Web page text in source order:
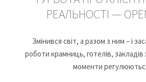
РЕАЛЬНОСТІ —
Змінився світ, а разом з ним – і
роботи крамниць, готелів, закладів
моменти